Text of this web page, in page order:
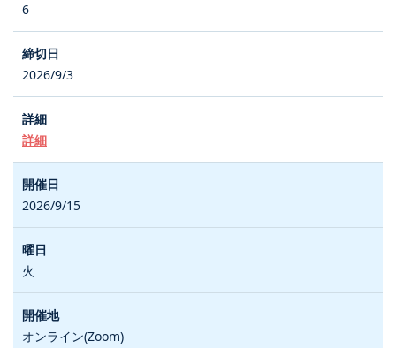
6
2026/9/3
詳細
2026/9/15
火
オンライン(Zoom)